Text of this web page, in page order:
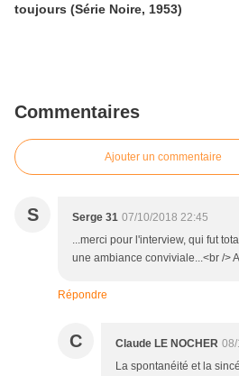
toujours (Série Noire, 1953)
Commentaires
Ajouter un commentaire
S Serge 31 07/10/2018 22:45
...merci pour l'interview, qui fut
une ambiance conviviale...<br />
Répondre
C Claude LE NOCHER
La spontanéité et la